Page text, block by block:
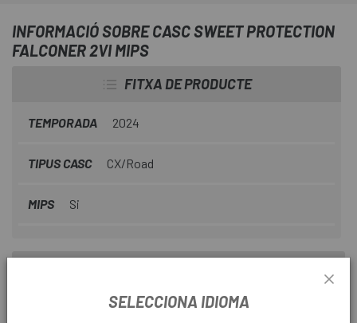
INFORMACIÓ SOBRE CASC SWEET PROTECTION
FALCONER 2VI MIPS
FITXA DE PRODUCTE
TEMPORADA 2024
TIPUS CASC CX/Road
MIPS Si
Els Falconer 2Vi® Mipsés un casc dissenyat per ser ràpid,
SELECCIONA IDIOMA